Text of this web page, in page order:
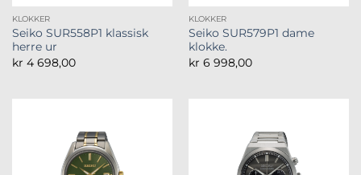
KLOKKER
Seiko SUR558P1 klassisk
herre ur
kr 4 698,00
KLOKKER
Seiko SUR579P1 dame
klokke.
kr 6 998,00